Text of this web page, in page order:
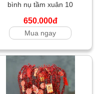
bình nụ tầm xuân 10
650.000đ
Mua ngay